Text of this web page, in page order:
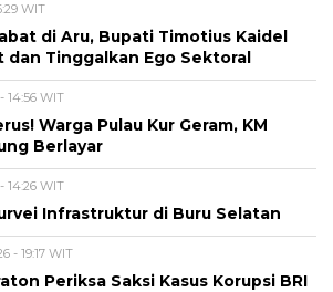
WIT
di Aru, Bupati Timotius Kaidel
dan Tinggalkan Ego Sektoral
14:56 WIT
Warga Pulau Kur Geram, KM
Berlayar
14:26 WIT
Infrastruktur di Buru Selatan
- 19:17 WIT
Periksa Saksi Kasus Korupsi BRI